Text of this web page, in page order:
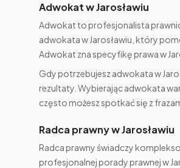
Adwokat w Jarosławiu
Adwokat to profesjonalista
adwokata w Jarosławiu, który
Adwokat zna specyfikę prawa w
Gdy potrzebujesz adwokata w
rezultaty. Wybierając adwokata
często możesz spotkać się z
Radca prawny w Jarosławiu
Radca prawny świadczy
profesjonalnej porady prawnej w